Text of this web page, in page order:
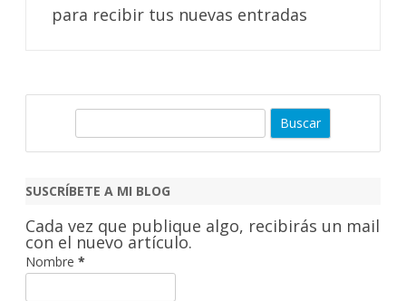
para recibir tus nuevas entradas
c
r
SUSCRÍBETE A MI BLOG
Cada vez que publique algo, recibirás un mail
con el nuevo artículo.
Nombre *